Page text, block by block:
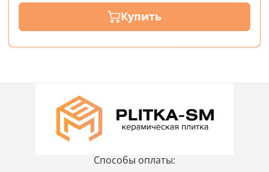
Купить
Способы оплаты: